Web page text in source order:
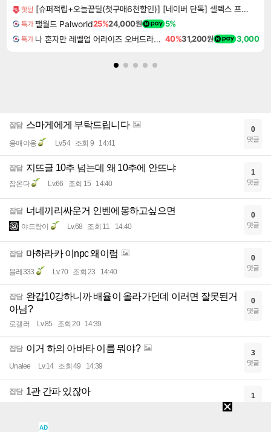
핫딜 [슈퍼적립+오늘끝딜(첫구매6천할인)] [네이버 단독] 셀렉스 프로핏 버라이어티팩(총 8입) [원산지:상세설명에 표시]
특가 팰월드 Palworld25%24,000원 5%
특가 나 혼자만 레벨업 어라이즈 오버드라이브 디럭스 에디션 Solo Leveling Arise Overdrive Deluxe Edition 40%31,200원 3,000
잡담 스마게에게 부탁드립니다
응애야옹 Lv.54 조회 9 14:41
0
댓글
잡담 지뜨글 10추 넘는데 왜 10추에 안뜨냐
잠온다 Lv.66 조회 15 14:40
1
댓글
잡담 너네끼리싸운거 인벤에몽하고싶으면
야드랑이 Lv.68 조회 11 14:40
0
댓글
잡담 마하라카 이npc 왜이럼
블레333 Lv.70 조회 23 14:40
0
댓글
잡담 완갑10강하니까 배율이 올라가던데 이러면 잘못된거
아님?
로갤러 Lv.85 조회 20 14:39
0
댓글
잡담 이거 하의 아바타 이름 뭐야?
Unalee Lv.14 조회 49 14:39
3
댓글
잡담 1관 간파 있잖아 1
AD